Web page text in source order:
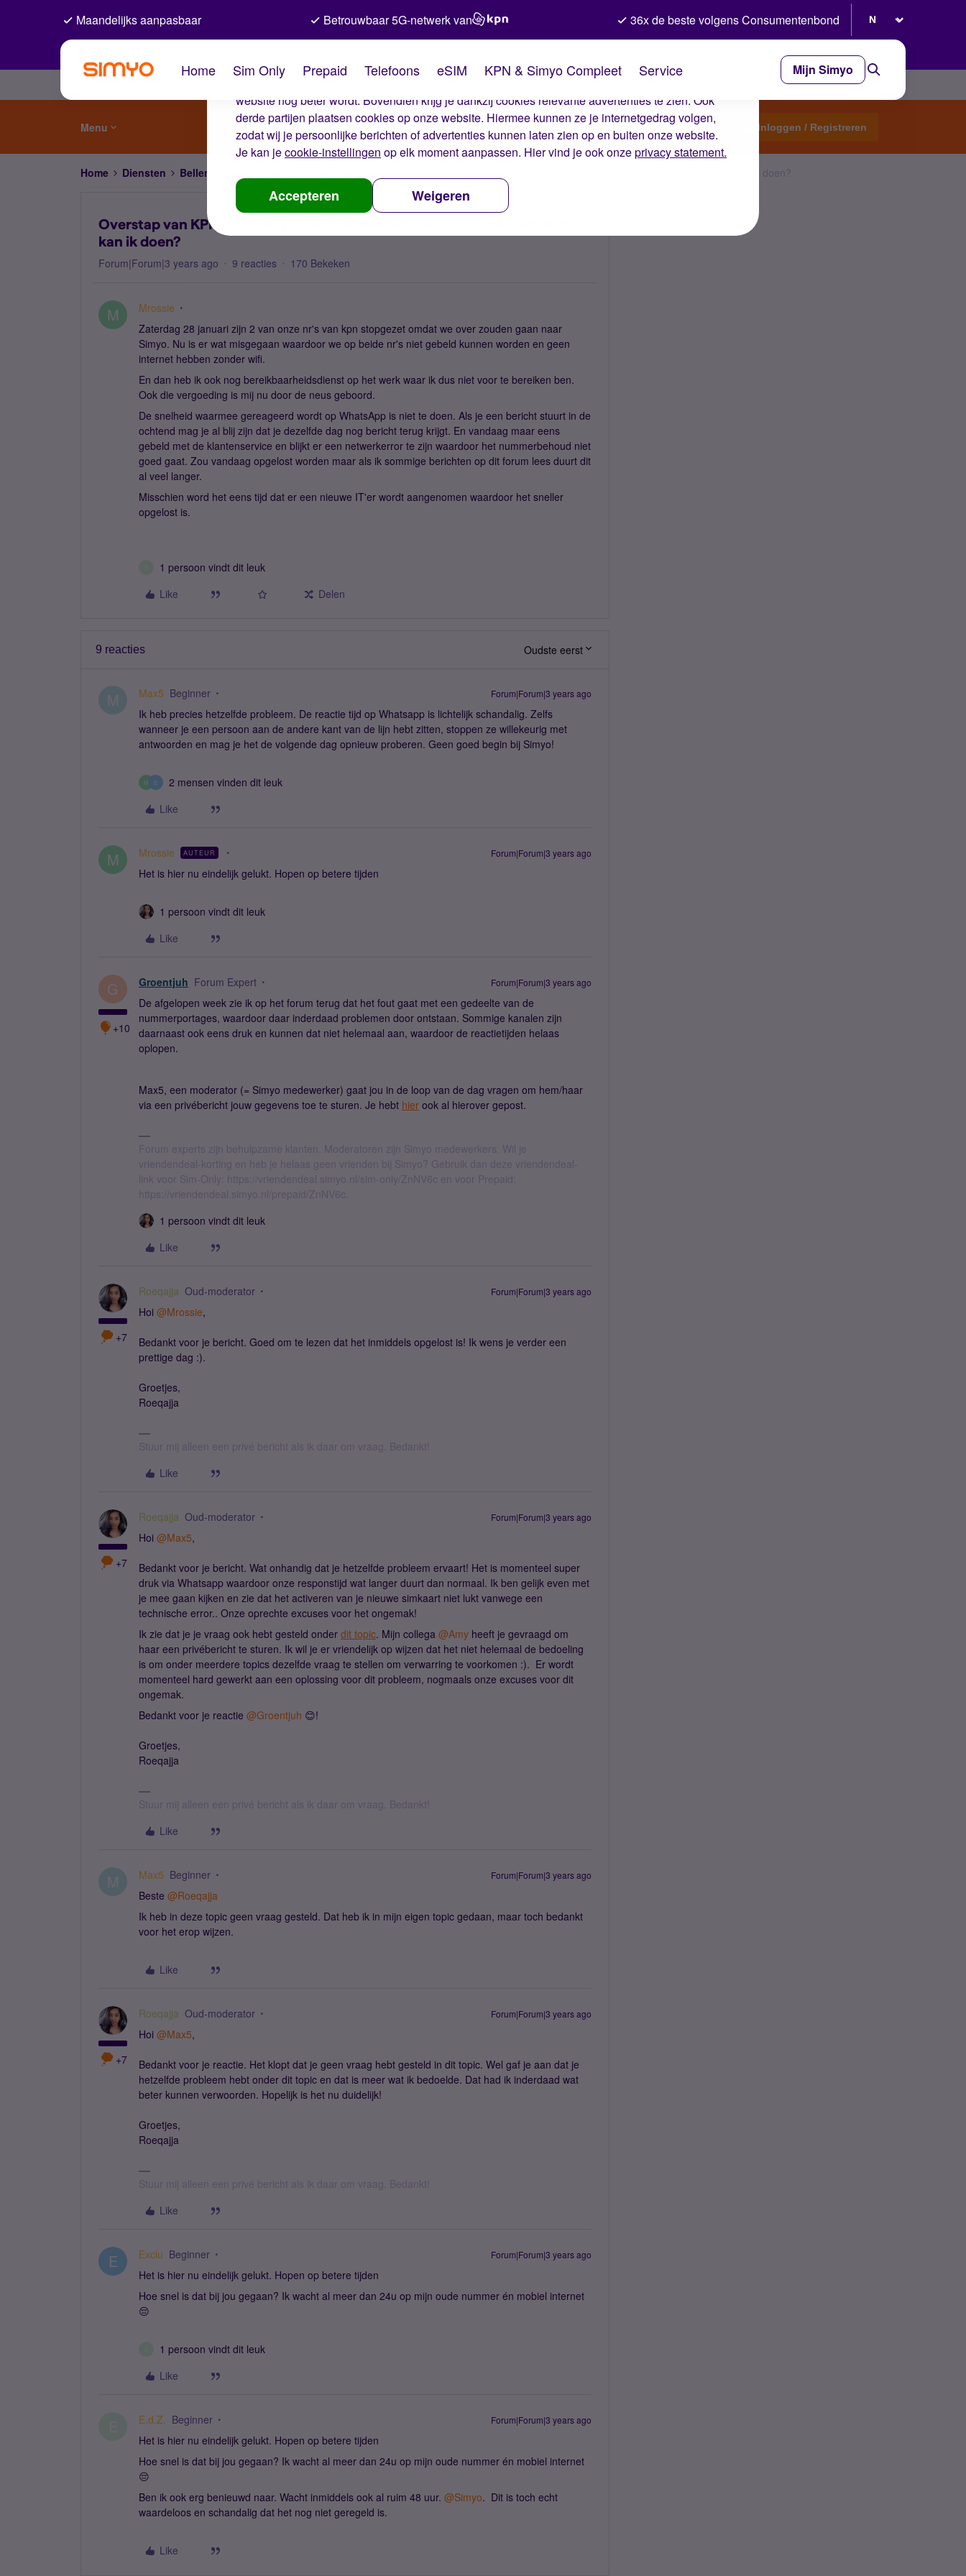
De cookies van Simyo
Wij gebruiken cookies op onze website. Met deze cookies zorgen wij ervoor dat je ervaring op de
website nog beter wordt. Bovendien krijg je dankzij cookies relevante advertenties te zien. Ook
derde partijen plaatsen cookies op onze website. Hiermee kunnen ze je internetgedrag volgen,
zodat wij je persoonlijke berichten of advertenties kunnen laten zien op en buiten onze website.
Je kan jecookie-instellingen op elk moment aanpassen. Hier vind je ook onzeprivacy statement.
Accepteren Weigeren
Maandelijks aanpasbaar Betrouwbaar 5G-netwerk van 36x de beste volgens Consumentenbond
Home Sim Only Prepaid Telefoons eSIM KPN & Simyo Compleet Service Mijn Simyo
Menu Start een topic Inloggen / Registreren
Home Diensten Bellen, sms'en, netwerk en nummerbehoud Overstap van KPN naar Simyo met nummerbehoud gaat niet goed. Wat kan ik doen?
Overstap van KPN naar Simyo met nummerbehoud gaat niet goed. Wat
kan ik doen?
Forum|Forum|3 years ago 9 reacties 170 Bekeken
M
Mrossie
Zaterdag 28 januari zijn 2 van onze nr's van kpn stopgezet omdat we over zouden gaan naar
Simyo. Nu is er wat misgegaan waardoor we op beide nr's niet gebeld kunnen worden en geen
internet hebben zonder wifi.
En dan heb ik ook nog bereikbaarheidsdienst op het werk waar ik dus niet voor te bereiken ben.
Ook die vergoeding is mij nu door de neus geboord.
De snelheid waarmee gereageerd wordt op WhatsApp is niet te doen. Als je een bericht stuurt in de
ochtend mag je al blij zijn dat je dezelfde dag nog bericht terug krijgt. En vandaag maar eens
gebeld met de klantenservice en blijkt er een netwerkerror te zijn waardoor het nummerbehoud niet
goed gaat. Zou vandaag opgelost worden maar als ik sommige berichten op dit forum lees duurt dit
al veel langer.
Misschien word het eens tijd dat er een nieuwe IT'er wordt aangenomen waardoor het sneller
opgelost is.
1 persoon vindt dit leuk
Like
Delen
9 reacties Oudste eerst
M Max5 Beginner Forum|Forum|3 years ago
Ik heb precies hetzelfde probleem. De reactie tijd op Whatsapp is lichtelijk schandalig. Zelfs
wanneer je een persoon aan de andere kant van de lijn hebt zitten, stoppen ze willekeurig met
antwoorden en mag je het de volgende dag opnieuw proberen. Geen goed begin bij Simyo!
M E
2 mensen vinden dit leuk
Like
M Mrossie AUTEUR Forum|Forum|3 years ago
Het is hier nu eindelijk gelukt. Hopen op betere tijden
1 persoon vindt dit leuk
Like
G
+10
Groentjuh Forum Expert Forum|Forum|3 years ago
De afgelopen week zie ik op het forum terug dat het fout gaat met een gedeelte van de
nummerportages, waardoor daar inderdaad problemen door ontstaan. Sommige kanalen zijn
daarnaast ook eens druk en kunnen dat niet helemaal aan, waardoor de reactietijden helaas
oplopen.
Max5, een moderator (= Simyo medewerker) gaat jou in de loop van de dag vragen om hem/haar
via een privébericht jouw gegevens toe te sturen. Je hebt hier ook al hierover gepost.
Forum experts zijn behulpzame klanten. Moderatoren zijn Simyo medewerkers. Wil je
vriendendeal-korting en heb je helaas geen vrienden bij Simyo? Gebruik dan deze vriendendeal-
link voor Sim-Only: https://vriendendeal.simyo.nl/sim-only/ZnNV6c en voor Prepaid:
https://vriendendeal.simyo.nl/prepaid/ZnNV6c.
1 persoon vindt dit leuk
Like
+7
Roeqajja Oud-moderator Forum|Forum|3 years ago
Hoi @Mrossie,
Bedankt voor je bericht. Goed om te lezen dat het inmiddels opgelost is! Ik wens je verder een
prettige dag :).
Groetjes,
Roeqajja
Stuur mij alleen een privé bericht als ik daar om vraag. Bedankt!
Like
+7
Roeqajja Oud-moderator Forum|Forum|3 years ago
Hoi @Max5,
Bedankt voor je bericht. Wat onhandig dat je hetzelfde probleem ervaart! Het is momenteel super
druk via Whatsapp waardoor onze responstijd wat langer duurt dan normaal. Ik ben gelijk even met
je mee gaan kijken en zie dat het activeren van je nieuwe simkaart niet lukt vanwege een
technische error.. Onze oprechte excuses voor het ongemak!
Ik zie dat je je vraag ook hebt gesteld onder dit topic. Mijn collega @Amy heeft je gevraagd om
haar een privébericht te sturen. Ik wil je er vriendelijk op wijzen dat het niet helemaal de bedoeling
is om onder meerdere topics dezelfde vraag te stellen om verwarring te voorkomen :). Er wordt
momenteel hard gewerkt aan een oplossing voor dit probleem, nogmaals onze excuses voor dit
ongemak.
Bedankt voor je reactie @Groentjuh 😊!
Groetjes,
Roeqajja
Stuur mij alleen een privé bericht als ik daar om vraag. Bedankt!
Like
M Max5 Beginner Forum|Forum|3 years ago
Beste @Roeqajja
Ik heb in deze topic geen vraag gesteld. Dat heb ik in mijn eigen topic gedaan, maar toch bedankt
voor het erop wijzen.
Like
+7
Roeqajja Oud-moderator Forum|Forum|3 years ago
Hoi @Max5,
Bedankt voor je reactie. Het klopt dat je geen vraag hebt gesteld in dit topic. Wel gaf je aan dat je
hetzelfde probleem hebt onder dit topic en dat is meer wat ik bedoelde. Dat had ik inderdaad wat
beter kunnen verwoorden. Hopelijk is het nu duidelijk!
Groetjes,
Roeqajja
Stuur mij alleen een privé bericht als ik daar om vraag. Bedankt!
Like
E Exclu Beginner Forum|Forum|3 years ago
Het is hier nu eindelijk gelukt. Hopen op betere tijden
Hoe snel is dat bij jou gegaan? Ik wacht al meer dan 24u op mijn oude nummer én mobiel internet
😔
1 persoon vindt dit leuk
Like
E.d.Z. Beginner Forum|Forum|3 years ago
Het is hier nu eindelijk gelukt. Hopen op betere tijden
Hoe snel is dat bij jou gegaan? Ik wacht al meer dan 24u op mijn oude nummer én mobiel internet
😔
Ben ik ook erg benieuwd naar. Wacht inmiddels ook al ruim 48 uur. @Simyo. Dit is toch echt
waardeloos en schandalig dat het nog niet geregeld is.
Like